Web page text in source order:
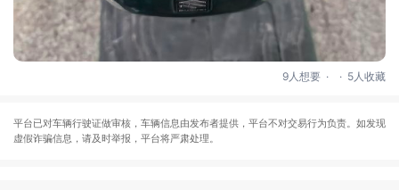
9人想要 . . 5人收藏
平台已对车辆行驶证做审核，车辆信息由发布者提供，平台不对交易行为负责。如发现
虚假诈骗信息，请及时举报，平台将严肃处理。